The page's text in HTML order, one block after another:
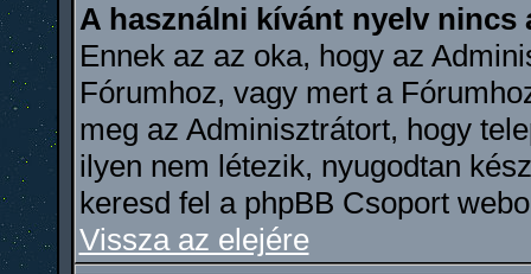
A használni kívánt nyelv nincs
Ennek az az oka, hogy az
Fórumhoz, vagy mert a
meg az Adminisztrátort, hogy
ilyen nem létezik, nyugodtan
keresd fel a phpBB Csoport
Vissza az elejére